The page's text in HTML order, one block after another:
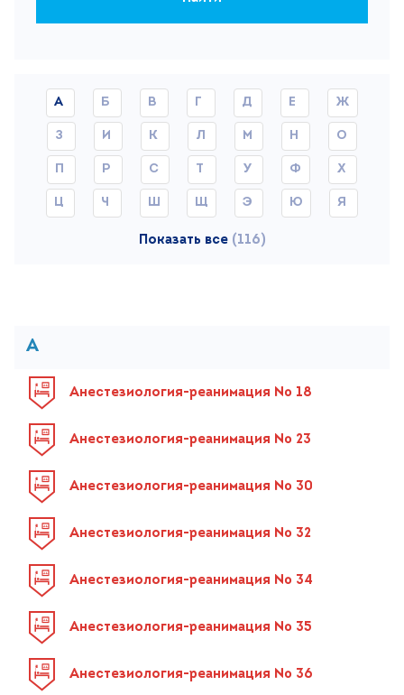
+7 (499) 490-03-03
+7 (800) 600-31-41
8:00-20:00 будни
8:00-18:00 выходные
Записаться на прием
Показать все (116)
А Б В Г Д Е Ж
З И К Л М Н О
П Р С Т У Ф Х
Ц Ч Ш Щ Э Ю Я
А
Анестезиология-реанимация № 18
Анестезиология-реанимация № 23
Анестезиология-реанимация № 30
Анестезиология-реанимация № 32
Анестезиология-реанимация № 34
Анестезиология-реанимация № 35
Анестезиология-реанимация № 36